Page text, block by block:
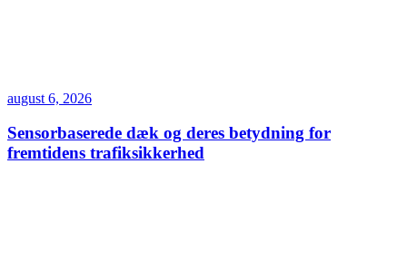
august 6, 2026
Sensorbaserede dæk og deres betydning for
fremtidens trafiksikkerhed